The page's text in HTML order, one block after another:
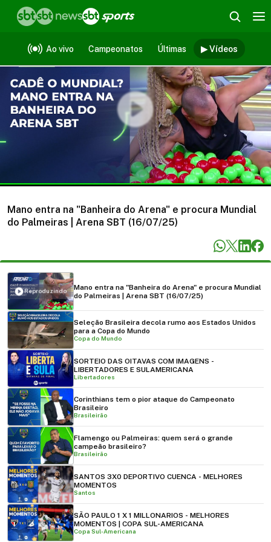
Ao vivo Campeonatos Últimas ▶ Vídeos
Vídeos
Mano entra na "Banheira do Arena" e procura Mundial
do Palmeiras | Arena SBT (16/07/25)
Reproduzindo
Mano entra na "Banheira do Arena" e procura Mundial
do Palmeiras | Arena SBT (16/07/25)
Seleção Brasileira decola rumo aos Estados Unidos
para a Copa do Mundo
Copa do Mundo
SORTEIO DAS OITAVAS COM IMAGENS -
LIBERTADORES E SULAMERICANA
Libertadores
Corinthians tem o pior ataque do Campeonato
Brasileiro
Brasileirão
Flamengo ou Palmeiras: quem será o grande
campeão brasileiro?
Brasileirão
SANTOS 3X0 DEPORTIVO CUENCA - MELHORES
MOMENTOS
Santos
SÃO PAULO 1 X 1 MILLONARIOS - MELHORES
MOMENTOS | COPA SUL-AMERICANA
Copa Sul-Americana